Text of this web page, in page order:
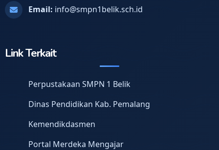
Email: info@smpn1belik.sch.id
Link Terkait
Perpustakaan SMPN 1 Belik
Dinas Pendidikan Kab. Pemalang
Kemendikdasmen
Portal Merdeka Mengajar